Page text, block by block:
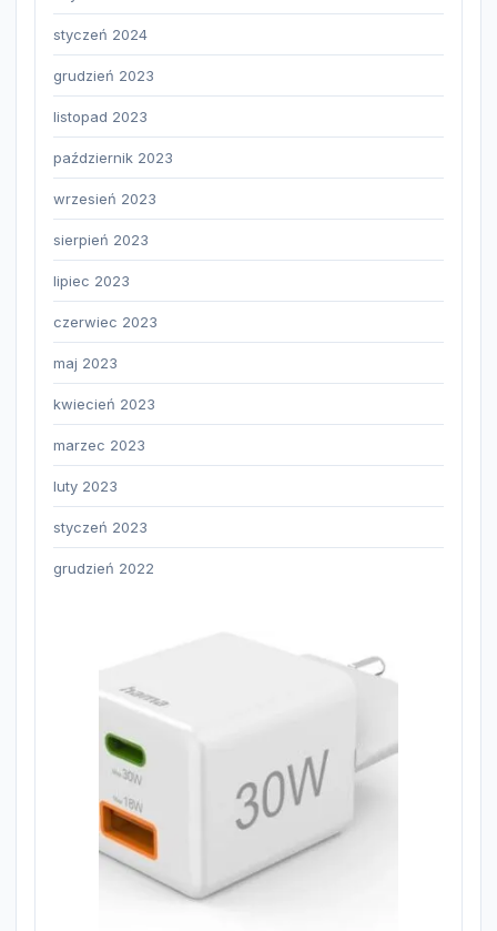
styczeń 2024
grudzień 2023
listopad 2023
październik 2023
wrzesień 2023
sierpień 2023
lipiec 2023
czerwiec 2023
maj 2023
kwiecień 2023
marzec 2023
luty 2023
styczeń 2023
grudzień 2022